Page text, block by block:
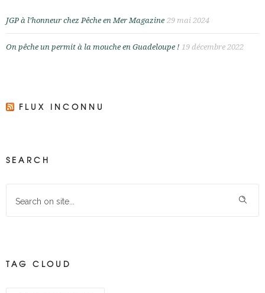
JGP à l’honneur chez Pêche en Mer Magazine 29 mai 2024
On pêche un permit à la mouche en Guadeloupe ! 19 décembre 2022
FLUX INCONNU
SEARCH
TAG CLOUD